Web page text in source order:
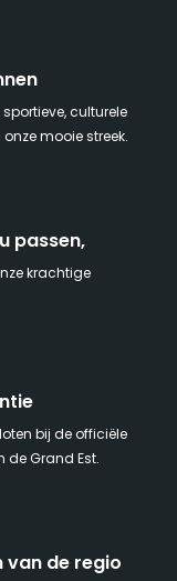
culturele
mooie streek.
passen,
krachtige
bij de officiële
de Grand Est.
van de regio